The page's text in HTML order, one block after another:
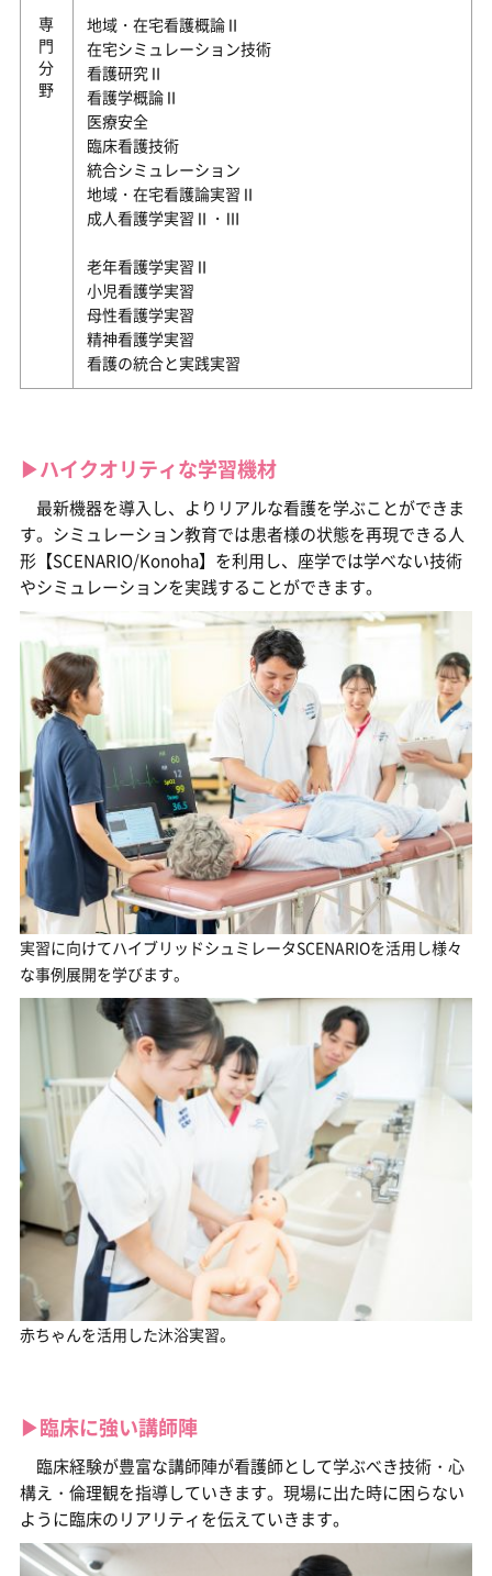
専門分野
地域・在宅看護概論Ⅱ
在宅シミュレーション技術
看護研究Ⅱ
看護学概論Ⅱ
医療安全
臨床看護技術
統合シミュレーション
地域・在宅看護論実習Ⅱ
成人看護学実習Ⅱ・Ⅲ
老年看護学実習Ⅱ
小児看護学実習
母性看護学実習
精神看護学実習
看護の統合と実践実習
▶︎ハイクオリティな学習機材
最新機器を導入し、よりリアルな看護を学ぶことができま
す。シミュレーション教育では患者様の状態を再現できる人
形【SCENARIO/Konoha】を利用し、座学では学べない技術
やシミュレーションを実践することができます。
実習に向けてハイブリッドシュミレータSCENARIOを活用し様々
な事例展開を学びます。
赤ちゃんを活用した沐浴実習。
▶︎臨床に強い講師陣
臨床経験が豊富な講師陣が看護師として学ぶべき技術・心
構え・倫理観を指導していきます。現場に出た時に困らない
ように臨床のリアリティを伝えていきます。